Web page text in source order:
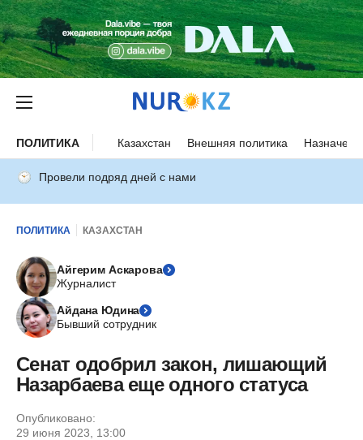
ПОЛИТИКА Казахстан Внешняя политика
Провели подряд дней с нами
ПОЛИТИКА КАЗАХСТАН
Айгерим Аскарова
Журналист
Айдана Юдина
Бывший сотрудник
Сенат одобрил закон, лишающий
Назарбаева еще одного статуса
Опубликовано:
29 июня 2023, 13:00